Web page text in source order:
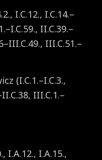
I.C.12., I.C.14.–
II.C.39.–
III.C.51.–
(I.C.1.–I.C.3.,
III.C.1.–
I.A.12., I.A.15.,